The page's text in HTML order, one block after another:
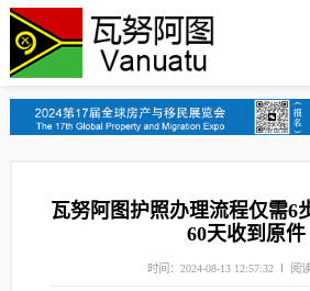
瓦努阿图护照办理流程仅需6
60天收到原件
时间：2024-08-13 12:57:32 阅